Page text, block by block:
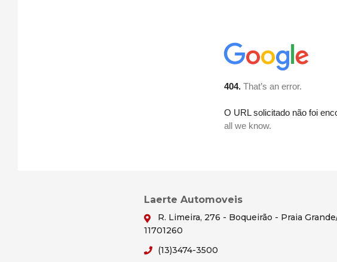
Laerte Automoveis
R. Limeira, 276 - Boqueirão - Praia
11701260
(13)3474-3500